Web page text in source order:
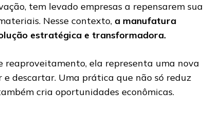
tem levado empresas a repensarem sua
Nesse contexto, a manufatura
estratégica e transformadora.
reaproveitamento, ela representa uma nova
e descartar. Uma prática que não só reduz
cria oportunidades econômicas.